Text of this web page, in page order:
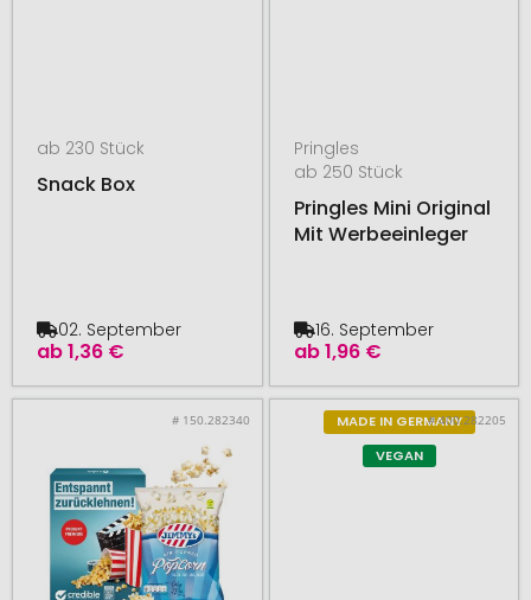
ab 230 Stück
Snack Box
ab1,36 €
02. September
Pringles
ab 250 Stück
Pringles Mini Original
Mit Werbeeinleger
ab1,96 €
16. September
# 150.282340
MADE IN GERMANY
VEGAN
# 400.282205